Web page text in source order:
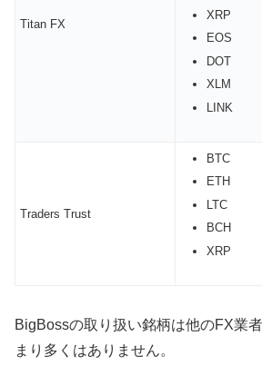
Titan FX
XRP
EOS
DOT
XLM
LINK
Traders Trust
BTC
ETH
LTC
BCH
XRP
BigBossの取り扱い銘柄は他のFX業
まり多くはありません。